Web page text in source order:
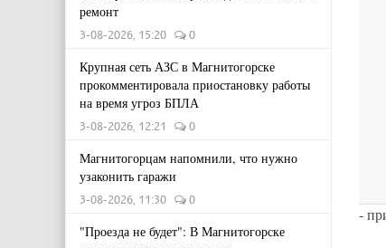
ремонт
3-08-2026, 15:20 0
Крупная сеть АЗС в Магнитогорске
прокомментировала приостановку работы
на время угроз БПЛА
3-08-2026, 12:21 0
Магнитогорцам напомнили, что нужно
узаконить гаражи
3-08-2026, 11:30 0
"Проезда не будет": В Магнитогорске
-